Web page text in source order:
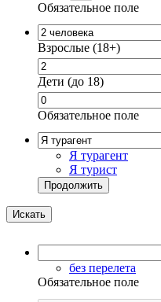
Обязательное поле
Взрослые (18+)
Дети (до 18)
Обязательное поле
Я турагент
Я турист
Продолжить
Искать
без перелета
Обязательное поле